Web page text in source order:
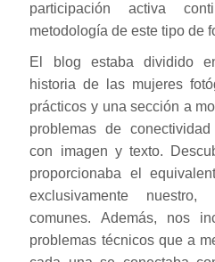
participación activa
metodología de este tipo de
El blog estaba dividido
historia de las mujeres
prácticos y una sección a
problemas de
con imagen y texto.
proporcionaba el
exclusivamente
comunes. Además, nos
problemas técnicos que a